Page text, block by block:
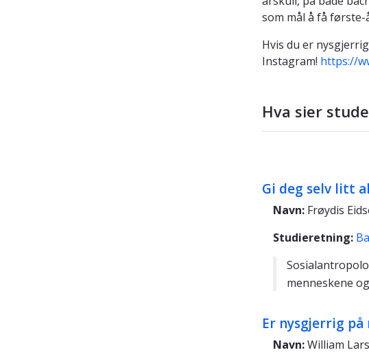
som mål å få
Hvis du er
Instagram! https://
Hva sier
Gi deg selv litt
Navn: Frøydis
Studieretning:
menneskene
Er nysgjerrig
Navn:William